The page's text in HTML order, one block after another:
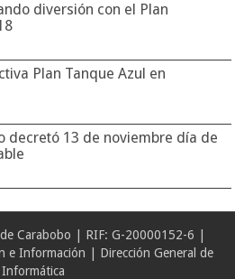
diversión con el Plan
Plan Tanque Azul en
decretó 13 de noviembre día de
Carabobo | RIF: G-20000152-6 |
e Información | Dirección General de
Informática